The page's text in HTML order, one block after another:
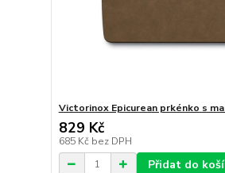
Victorinox Epicurean prkénko s
829 Kč
685 Kč bez DPH
Přidat do